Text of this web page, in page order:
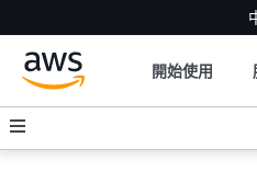
開始使用